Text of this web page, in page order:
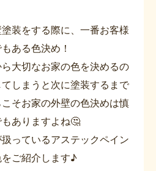
装をする際に、一番お客様
ある色決め！
大切なお家の色を決めるの
しまうと次に塗装するまで
そお家の外壁の色決めは慎
ありますよね🤔
っているアステックペイン
をご紹介します♪